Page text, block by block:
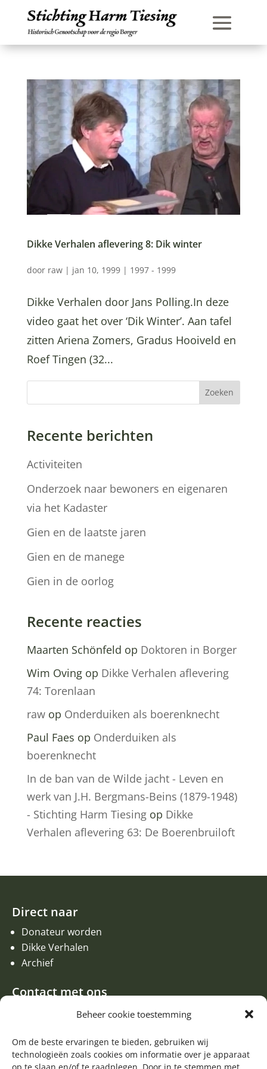
Beheer cookie toestemming
Om de beste ervaringen te bieden, gebruiken wij
technologieën zoals cookies om informatie over je apparaat
Dikke Verhalen aflevering 8: Dik winter
door raw| jan 10, 1999| 1997 - 1999
Dikke Verhalen door Jans Polling.In deze
video gaat het over ‘Dik Winter’. Aan tafel
zitten Ariena Zomers, Gradus Hooiveld en
Roef Tingen (32...
Zoeken
Recente berichten
Activiteiten
Onderzoek naar bewoners en eigenaren
via het Kadaster
Gien en de laatste jaren
Gien en de manege
Gien in de oorlog
Recente reacties
Maarten Schönfeld op Doktoren in Borger
Wim Ovingop Dikke Verhalen aflevering
74: Torenlaan
rawop Onderduiken als boerenknecht
Paul Faes op Onderduiken als
boerenknecht
In de ban van de Wilde jacht - Leven en
werk van J.H. Bergmans-Beins (1879-1948)
- Stichting Harm Tiesingop Dikke
Verhalen aflevering 63: De Boerenbruiloft
Direct naar
Donateur worden
Dikke Verhalen
Archief
Contact met ons
Een aanvraag of oproep plaatsen
Contact met de redactie van de Zwerfsteen
Algemene informatie